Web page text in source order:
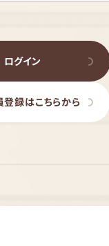
ログイン
録はこちらから